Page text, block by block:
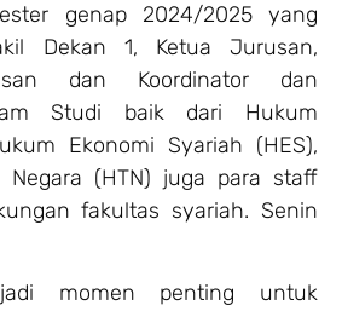
genap 2024/2025 yang
Dekan 1, Ketua Jurusan,
dan Koordinator dan
Studi baik dari Hukum
Ekonomi Syariah (HES),
Negara (HTN) juga para staff
fakultas syariah. Senin
momen penting untuk